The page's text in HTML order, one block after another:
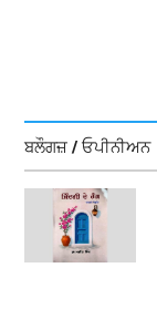
ਬਲੌਗਜ਼ / ਓਪੀਨੀਅਨ